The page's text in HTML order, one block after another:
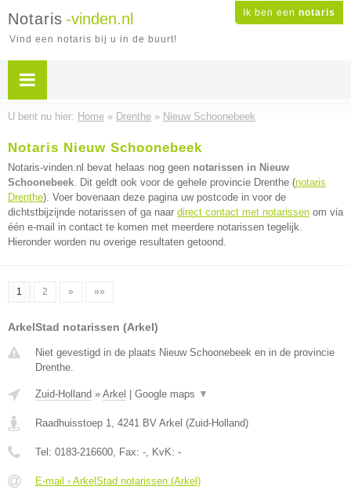
Ik ben een notaris
Notaris -vinden.nl
Vind een notaris bij u in de buurt!
U bent nu hier: Home » Drenthe » Nieuw Schoonebeek
Notaris Nieuw Schoonebeek
Notaris-vinden.nl bevat helaas nog geen notarissen in Nieuw
Schoonebeek. Dit geldt ook voor de gehele provincie Drenthe (notaris
Drenthe). Voer bovenaan deze pagina uw postcode in voor de
dichtstbijzijnde notarissen of ga naar direct contact met notarissen om via
één e-mail in contact te komen met meerdere notarissen tegelijk.
Hieronder worden nu overige resultaten getoond.
1 2 » »»
ArkelStad notarissen (Arkel)
Niet gevestigd in de plaats Nieuw Schoonebeek en in de provincie
Drenthe.
Zuid-Holland » Arkel Google maps ▼
Raadhuisstoep 1, 4241 BV Arkel (Zuid-Holland)
Tel: 0183-216600, Fax: -, KvK: -
E-mail › ArkelStad notarissen (Arkel)